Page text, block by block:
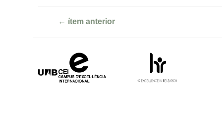
← ítem anterior
d'Excel·lència